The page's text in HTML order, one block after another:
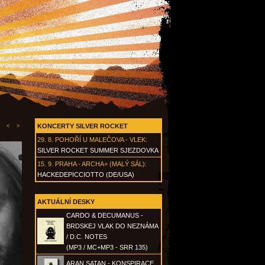
KONCERTY SILVER ROCKET
29. 8. POHOŘÍ U MALEČOVA - VLEK:
SILVER ROCKET SUMMER SJEZDOVKA
15. 9. PRAHA - ARCHA+ (MALÝ SÁL):
HACKEDEPICCIOTTO (DE/USA)
AKTUÁLNÍ DESKY
CARDO & DECUMANUS -
BRDSKEJ VLAK DO NEZNÁMA
/ D.C. NOTES
(MP3 / MC+MP3 - SRR 135)
ARAN SATAN - KONSPIRACE
>
<